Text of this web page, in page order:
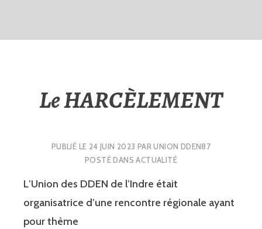
Le HARCÈLEMENT
PUBLIÉ LE 24 JUIN 2023 PARUNION DDEN87
POSTÉ DANSACTUALITÉ
L’Union des DDEN de l’Indre était
organisatrice d’une rencontre régionale ayant
pour thème